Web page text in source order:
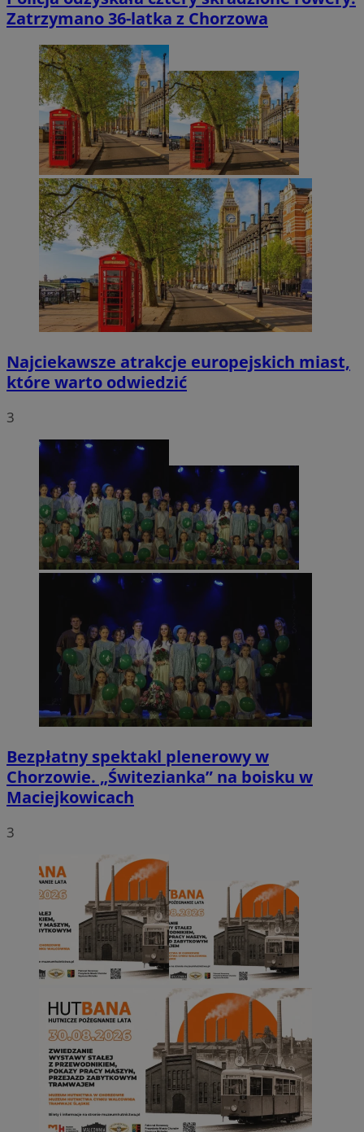
Zatrzymano 36-latka z Chorzowa
Najciekawsze atrakcje europejskich miast,
które warto odwiedzić
3
Bezpłatny spektakl plenerowy w
Chorzowie. „Świtezianka” na boisku w
Maciejkowicach
3